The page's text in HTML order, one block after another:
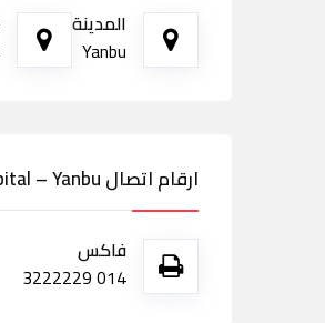
المدينة
Yanbu
ارقام اتصال Yanbu General Hospital – Yanbu
فاكس
014 3222229